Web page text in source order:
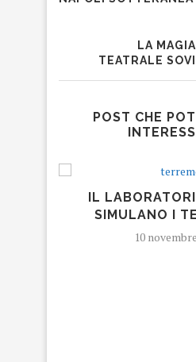
LA
TEATRALE
POST CHE
IL
SIMULANO I
10